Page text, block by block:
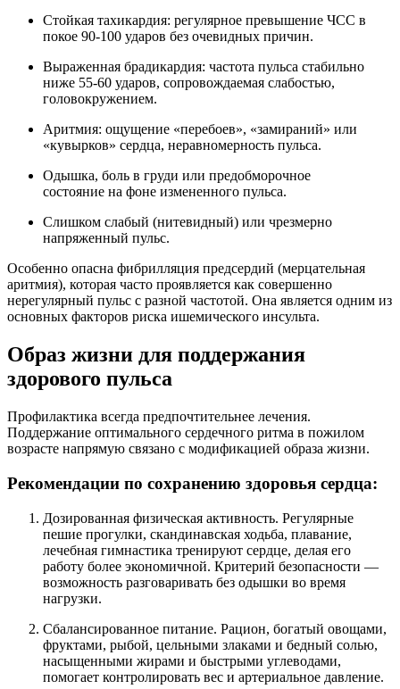
Стойкая тахикардия: регулярное превышение ЧСС в
покое 90-100 ударов без очевидных причин.
Выраженная брадикардия: частота пульса стабильно
ниже 55-60 ударов, сопровождаемая слабостью,
головокружением.
Аритмия: ощущение «перебоев», «замираний» или
«кувырков» сердца, неравномерность пульса.
Одышка, боль в груди или предобморочное
состояние на фоне измененного пульса.
Слишком слабый (нитевидный) или чрезмерно
напряженный пульс.
Особенно опасна фибрилляция предсердий (мерцательная
аритмия), которая часто проявляется как совершенно
нерегулярный пульс с разной частотой. Она является одним из
основных факторов риска ишемического инсульта.
Образ жизни для поддержания
здорового пульса
Профилактика всегда предпочтительнее лечения.
Поддержание оптимального сердечного ритма в пожилом
возрасте напрямую связано с модификацией образа жизни.
Рекомендации по сохранению здоровья сердца:
Дозированная физическая активность. Регулярные
пешие прогулки, скандинавская ходьба, плавание,
лечебная гимнастика тренируют сердце, делая его
работу более экономичной. Критерий безопасности —
возможность разговаривать без одышки во время
нагрузки.
Сбалансированное питание. Рацион, богатый овощами,
фруктами, рыбой, цельными злаками и бедный солью,
насыщенными жирами и быстрыми углеводами,
помогает контролировать вес и артериальное давление.